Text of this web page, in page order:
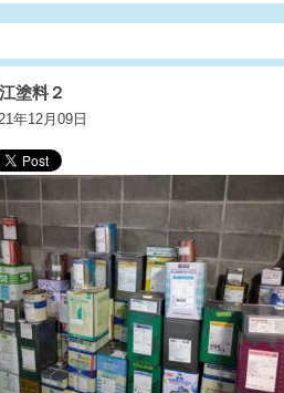
塗料２
年12月09日